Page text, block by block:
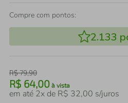
Compre com pontos:
2.133
R$79,90
R$ 64,00 à vista
em até 2x de R$ 32,00 s/juros